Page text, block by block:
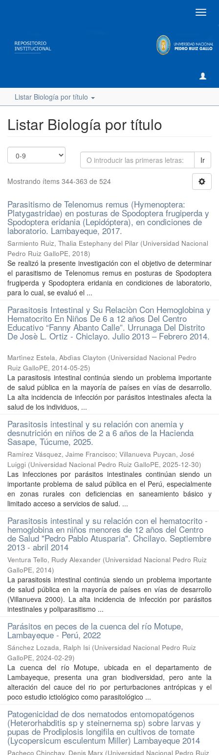
Listar Biología por título
Listar Biología por título
Ir
Mostrando ítems 344-363 de 524
Parasitismo de Telenomus remus (Hymenoptera:
Platygastridae) en posturas de Spodoptera frugiperda y
Spodoptera eridania (Lepidóptera), en condiciones de
laboratorio. Lambayeque, 2017.
Sarmiento Ruiz, Thalia Estephany del Pilar (Universidad Nacional
Pedro Ruiz GalloPE, 2018)
Se realizó la presente investigación con el objetivo de determinar
el parasitismo de Telenomus remus en posturas de Spodoptera
frugiperda y Spodoptera eridania en condiciones de laboratorio,
para lo cual, se evaluó el ...
Parasitosis Intestinal y Su Relaciòn Con Hemoglobina y
Hematocrito En Niños De 6 a 12 años Del Centro
Educativo “Fanny Abanto Calle”. Urrunaga Del Distrito
De Josè L. Ortiz - Chiclayo. Julio 2013 – Febrero 2014.
Martìnez Estela, Abdìas Clayton (Universidad Nacional Pedro
Ruiz GalloPE, 2014-05-25)
La parasitosis intestinal continúa siendo un problema importante
de salud pública en la mayoría de países en vías de desarrollo.
La alta incidencia de infección por parásitos intestinales afecta la
salud de los individuos, ...
Parasitosis intestinal y su relación con anemia y
desnutrición en niños de 2 a 6 años de la Hacienda
Sasape, Túcume, 2025.
Ramírez Vásquez, Jaime Francisco; Villanueva Puycan, José
Luiggi (Universidad Nacional Pedro Ruiz GalloPE, 2025-12-30)
Las infecciones por parásitos intestinales continúan siendo un
importante problema de salud pública en el Perú, especialmente
en zonas rurales con deficiencias en saneamiento básico y
limitado acceso a servicios de salud. ...
Parasitosis intestinal y su relación con el hematocrito -
hemoglobina en niños menores de 12 años del Centro
de Salud "Pedro Pablo Atusparia". Chcilayo. Septiembre
2013 - abril 2014
Ventura Tello, Rudy Alexander (Universidad Nacional Pedro Ruiz
GalloPE, 2014)
La parasitosis intestinal continúa siendo un problema importante
de salud pública en la mayoría de países en vías de desarrollo
(Villanueva 2000). La alta incidencia de infección por parásitos
intestinales y poliparasitismo ...
Parásitos en peces de la cuenca del río Motupe,
Lambayeque - Perú, 2022
Sánchez Lozada, Ralph Isi (Universidad Nacional Pedro Ruiz
GalloPE, 2024-02-29)
La cuenca del río Motupe, ubicada en el departamento de
Lambayeque, presenta una gran biodiversidad, pero ante la
alteración del cauce del rio por perturbaciones antrópicas y el
poco estudio ictiológico como parasitológico ...
Patogenicidad de dos nematodos entomopatógenos
(Heterorhabditis sp y steinernema sp) sobre larvas y
pupas de Prodiplosis longifila en cultivos de tomate
(Lycopersicum esculentum Miller) Lambayeque 2014
Pacheco Chinchay, Denis Marx (Universidad Nacional Pedro Ruiz